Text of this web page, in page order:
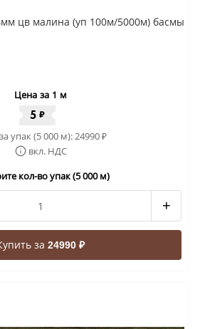
цв малина (уп 100м/5000м) басмы
Цена за 1 м
5 ₽
упак (5 000 м):24990₽
вкл. НДС
кол-во упак (5 000 м)
+
за 24990 ₽